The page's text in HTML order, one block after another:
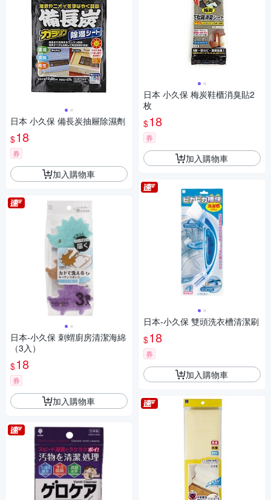
日本 小久保 備長炭抽屜除濕劑
$18
券
加入購物車
日本-小久保 刺蝟廚房清潔海綿
（3入）
$18
券
加入購物車
日本 小久保 梅炭鞋櫃消臭貼2
枚
$18
券
加入購物車
日本-小久保 雙頭洗衣槽清潔刷
$18
券
加入購物車